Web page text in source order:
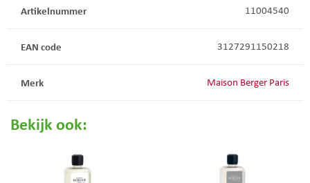
Artikelnummer 11004540
EAN code 3127291150218
Merk Maison Berger Paris
Bekijk ook: